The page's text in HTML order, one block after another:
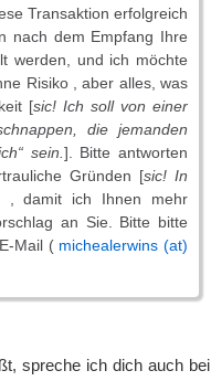
Transaktion erfolgreich
nach dem Empfang Ihre
werden, und ich möchte
Risiko , aber alles, was
[sic! Ich soll von einer
die jemanden
sein. ]. Bitte antworten
Gründen [sic! In
, damit ich Ihnen mehr
an Sie. Bitte bitte
Mail ( michealerwins (at)
spreche ich dich auch bei